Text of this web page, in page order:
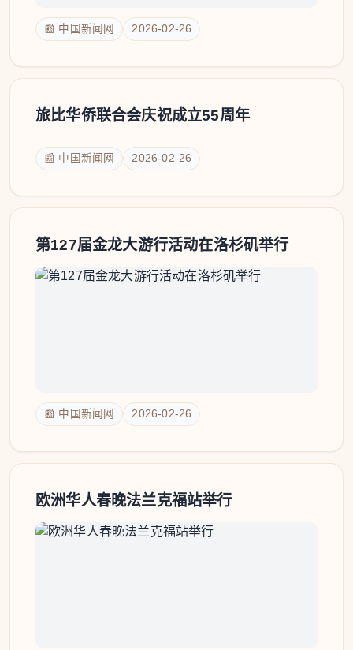
📰 中国新闻网 2026-02-26
旅比华侨联合会庆祝成立55周年
📰 中国新闻网 2026-02-26
第127届金龙大游行活动在洛杉矶举行
📰 中国新闻网 2026-02-26
欧洲华人春晚法兰克福站举行